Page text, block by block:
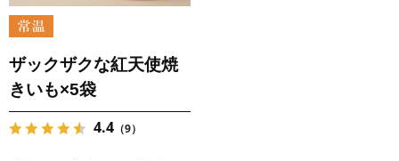
ザックザクな紅天使焼
きいも×5袋
4.4 （9）